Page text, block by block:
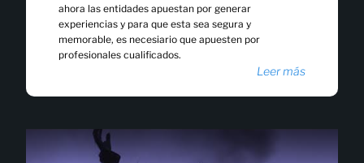
ahora las entidades apuestan por generar
experiencias y para que esta sea segura y
memorable, es necesiario que apuesten por
profesionales cualificados.
Leer más